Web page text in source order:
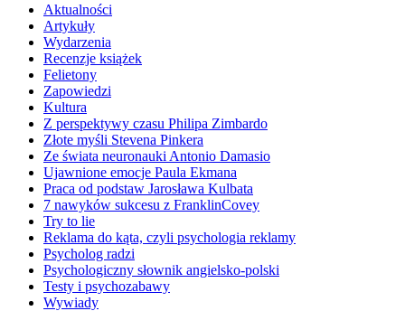
Aktualności
Artykuły
Wydarzenia
Recenzje książek
Felietony
Zapowiedzi
Kultura
Z perspektywy czasu Philipa Zimbardo
Złote myśli Stevena Pinkera
Ze świata neuronauki Antonio Damasio
Ujawnione emocje Paula Ekmana
Praca od podstaw Jarosława Kulbata
7 nawyków sukcesu z FranklinCovey
Try to lie
Reklama do kąta, czyli psychologia reklamy
Psycholog radzi
Psychologiczny słownik angielsko-polski
Testy i psychozabawy
Wywiady